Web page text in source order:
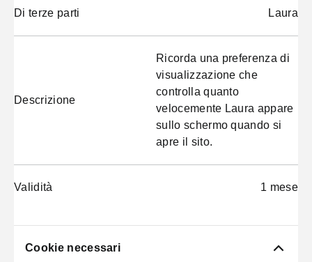
Di terze parti Laura
Descrizione
Ricorda una preferenza di
visualizzazione che
controlla quanto
velocemente Laura appare
sullo schermo quando si
apre il sito.
Validità 1 mese
Cookie necessari